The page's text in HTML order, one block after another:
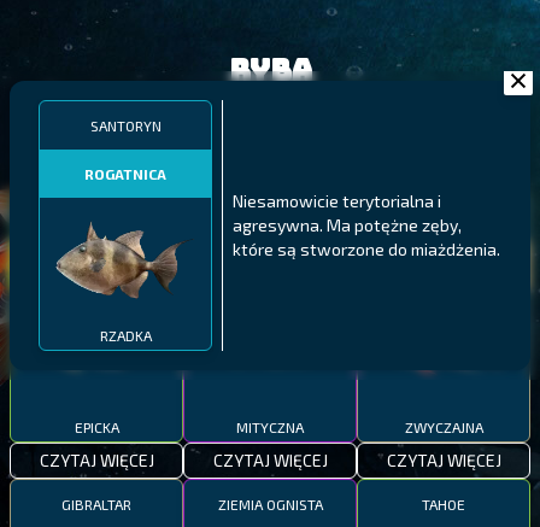
SANTORYN
ROGATNICA
RZADKA
Niesamowicie terytorialna i
agresywna. Ma potężne zęby,
które są stworzone do miażdżenia.
Ryba
PYSZCZAK ZACHODNI
EPICKA
CZYTAJ WIĘCEJ
PÓŁNOCNE FIORDY
MITYCZNA
CZYTAJ WIĘCEJ
WYSPY GALAPAGOS
BODIAN
ZWYCZAJNA
CZYTAJ WIĘCEJ
GIBRALTAR ZIEMIA OGNISTA TAHOE